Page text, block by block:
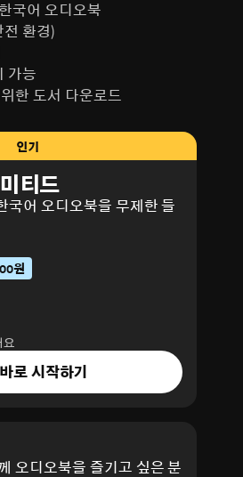
국어 오디오북
전 환경)
가능
한 도서 다운로드
인기
티드
국어 오디오북을 무제한 들
원
로 시작하기
오디오북을 즐기고 싶은 분